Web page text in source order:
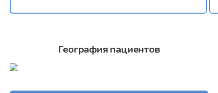
География пациентов